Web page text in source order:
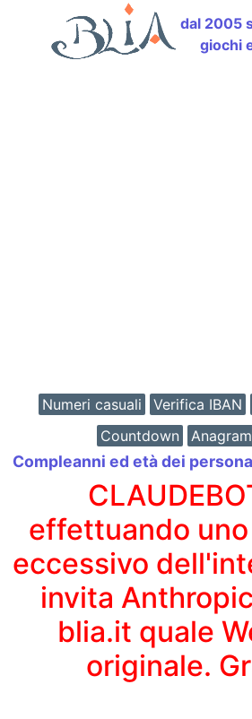
dal 2005
giochi
Numeri casuali Verifica IBAN
Countdown
Compleanni ed età dei
effettuando
eccessivo
invita
blia.it quale
originale.